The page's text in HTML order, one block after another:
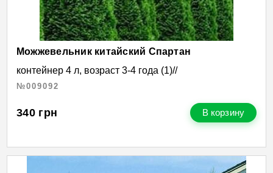
Можжевельник китайский Спартан
контейнер 4 л, возраст 3-4 года (1)//
№009092
340 грн В корзину